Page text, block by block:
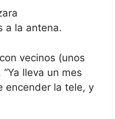
a la antena.
vecinos (unos
lleva un mes
encender la tele, y